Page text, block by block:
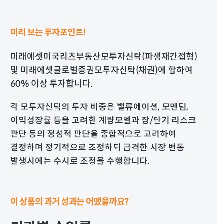
미리 보는 투자포인트!
미래에셋미국리츠부동산모투자신탁(파생재간접형)
및 미래에셋글로벌증권모투자신탁(채권)에 합하여
60% 이상 투자합니다.
각 모투자신탁의 투자 비중은 밸류에이션, 모멘텀,
이익성장률 등을 고려한 계량모델과 장/단기 리스크
판단 등의 정성적 판단을 종합적으로 고려하여
결정하며 정기적으로 조정하되 급격한 시장 변동
발생시에는 수시로 조정을 수행합니다.
이 상품의 과거 성과는 어땠을까요?